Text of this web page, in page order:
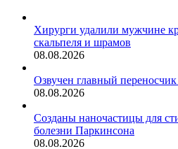
Хирурги удалили мужчине
скальпеля и шрамов
08.08.2026
Озвучен главный
08.08.2026
Созданы наночастицы для
болезни Паркинсона
08.08.2026